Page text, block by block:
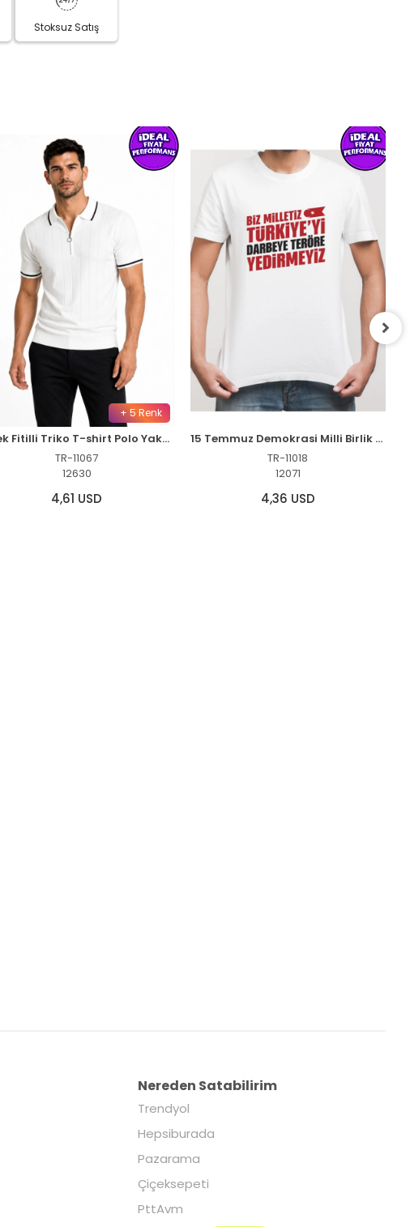
Stoksuz Satış
+ 5 Renk
Erkek Fitilli Triko T-shirt Polo Yaka Yarım Fermuarlı Kısa Kollu Tişört - Beyaz
TR-11067
12630
4,61 USD
15 Temmuz Demokrasi Milli Birlik YEDİRMEYİZ Baskılı Bisiklet Yaka T-shirt - Beyaz
TR-11018
12071
4,36 USD
Nereden Satabilirim
Trendyol
Hepsiburada
Pazarama
Çiçeksepeti
PttAvm